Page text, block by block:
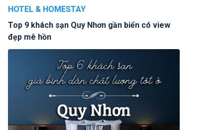
HOTEL & HOMESTAY
Top 9 khách sạn Quy Nhơn gần biển có view
đẹp mê hồn